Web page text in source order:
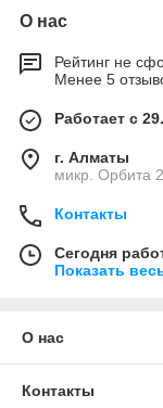
О нас
Рейтинг не
Менее 5
Работает с
г. Алматы
микр. Орбита
Контакты
Сегодня
Показать
О нас
Контакты